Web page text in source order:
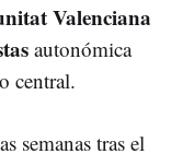
Valenciana
autonómica
central.
semanas tras el